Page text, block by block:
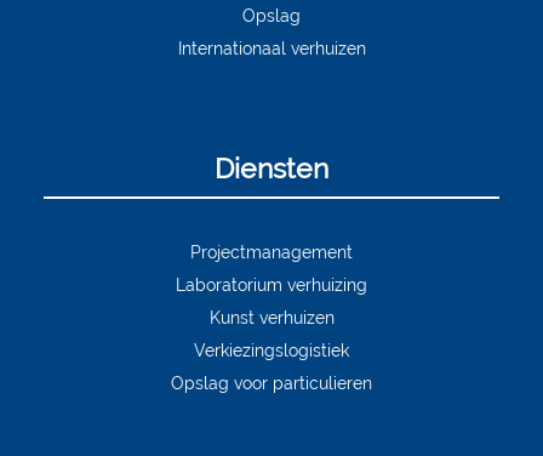
Opslag
Internationaal verhuizen
Diensten
Projectmanagement
Laboratorium verhuizing
Kunst verhuizen
Verkiezingslogistiek
Opslag voor particulieren